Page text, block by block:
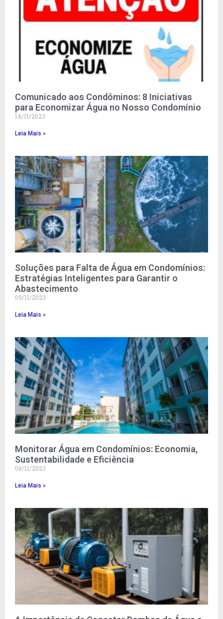
Comunicado aos Condôminos: 8 Iniciativas
para Economizar Água no Nosso Condomínio
14/11/2023
Leia Mais »
Soluções para Falta de Água em Condomínios:
Estratégias Inteligentes para Garantir o
Abastecimento
09/11/2023
Leia Mais »
Monitorar Água em Condomínios: Economia,
Sustentabilidade e Eficiência
08/11/2023
Leia Mais »